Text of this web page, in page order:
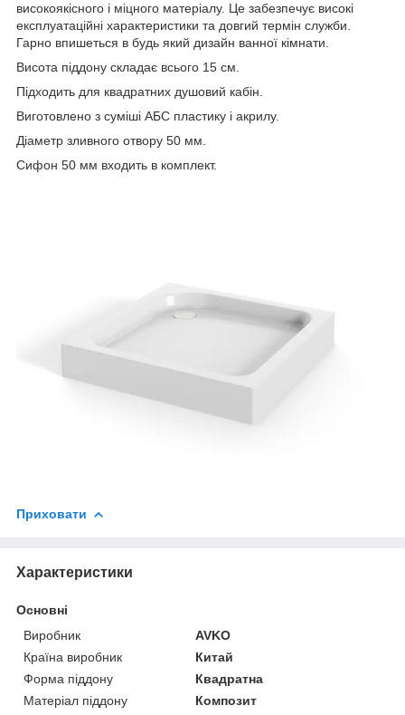
високоякісного і міцного матеріалу. Це забезпечує високі
експлуатаційні характеристики та довгий термін служби.
Гарно впишеться в будь який дизайн ванної кімнати.
Висота піддону складає всього 15 см.
Підходить для квадратних душовий кабін.
Виготовлено з суміші АБС пластику і акрилу.
Діаметр зливного отвору 50 мм.
Сифон 50 мм входить в комплект.
Приховати
Характеристики
Основні
Виробник
AVKO
Країна виробник
Китай
Форма піддону
Квадратна
Матеріал піддону
Композит